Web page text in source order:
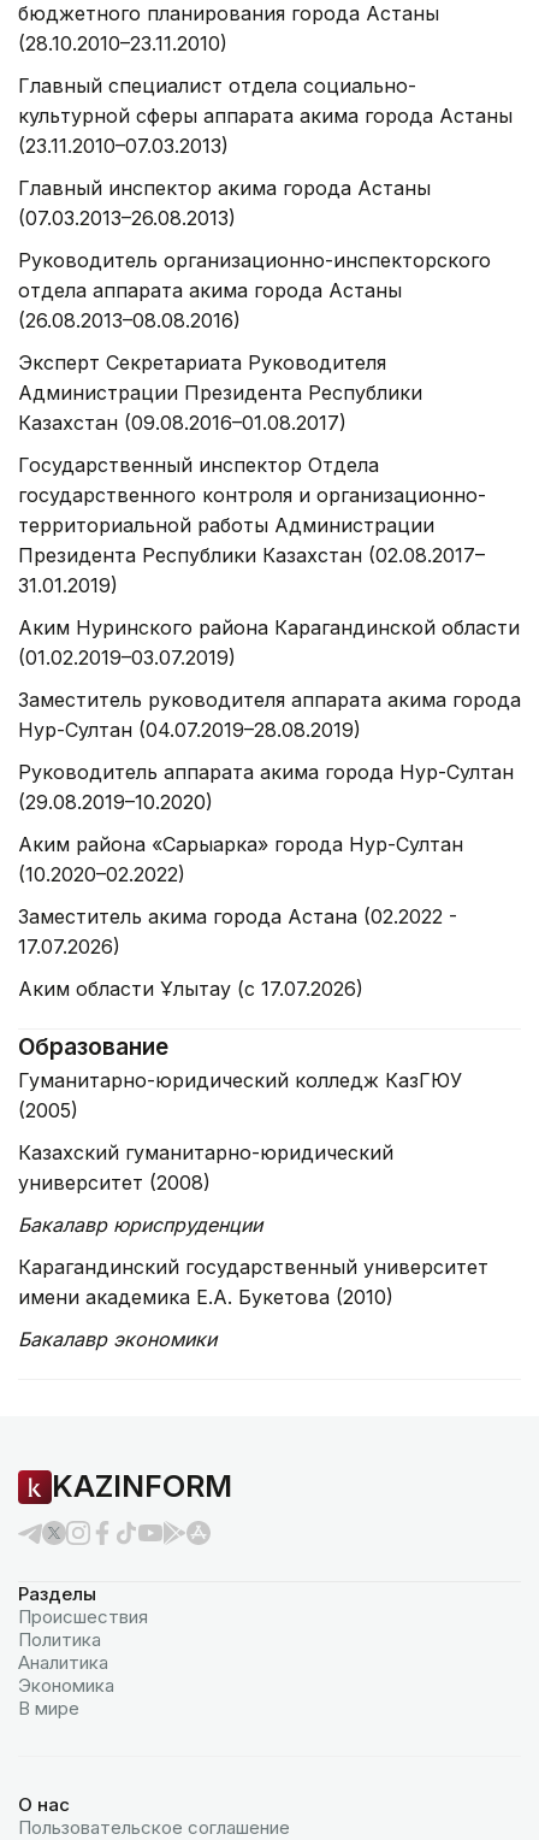
бюджетного планирования города Астаны
(28.10.2010–23.11.2010)
Главный специалист отдела социально-
культурной сферы аппарата акима города Астаны
(23.11.2010–07.03.2013)
Главный инспектор акима города Астаны
(07.03.2013–26.08.2013)
Руководитель организационно-инспекторского
отдела аппарата акима города Астаны
(26.08.2013–08.08.2016)
Эксперт Секретариата Руководителя
Администрации Президента Республики
Казахстан (09.08.2016–01.08.2017)
Государственный инспектор Отдела
государственного контроля и организационно-
территориальной работы Администрации
Президента Республики Казахстан (02.08.2017–
31.01.2019)
Аким Нуринского района Карагандинской области
(01.02.2019–03.07.2019)
Заместитель руководителя аппарата акима города
Нур-Султан (04.07.2019–28.08.2019)
Руководитель аппарата акима города Нур-Султан
(29.08.2019–10.2020)
Аким района «Сарыарка» города Нур-Султан
(10.2020–02.2022)
Заместитель акима города Астана (02.2022 -
17.07.2026)
Аким области Ұлытау (с 17.07.2026)
Образование
Гуманитарно-юридический колледж КазГЮУ
(2005)
Казахский гуманитарно-юридический
университет (2008)
Бакалавр юриспруденции
Карагандинский государственный университет
имени академика Е.А. Букетова (2010)
Бакалавр экономики
KAZINFORM
Разделы
Происшествия
Политика
Аналитика
Экономика
В мире
О нас
Пользовательское соглашение